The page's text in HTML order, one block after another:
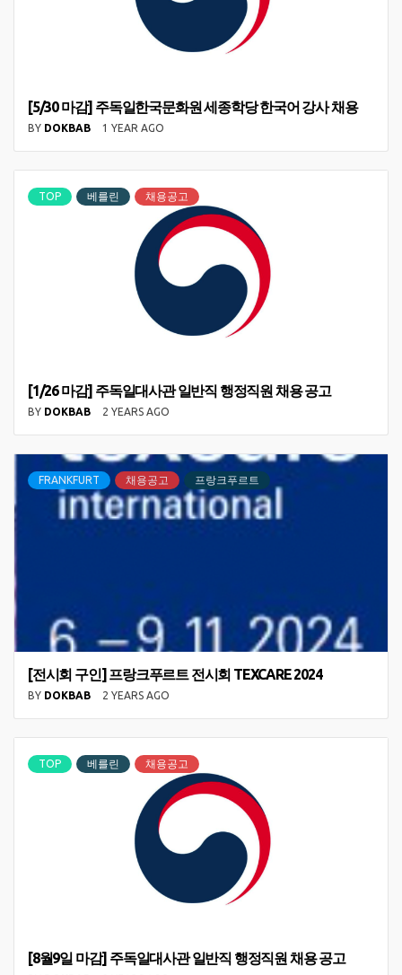
[5/30 마감] 주독일한국문화원 세종학당 한국어 강사 채용
BY DOKBAB 1 YEAR AGO
TOP 베를린 채용공고
[1/26 마감] 주독일대사관 일반직 행정직원 채용 공고
BY DOKBAB 2 YEARS AGO
FRANKFURT 채용공고 프랑크푸르트
[전시회 구인] 프랑크푸르트 전시회 TEXCARE 2024
BY DOKBAB 2 YEARS AGO
TOP 베를린 채용공고
[8월9일 마감] 주독일대사관 일반직 행정직원 채용 공고